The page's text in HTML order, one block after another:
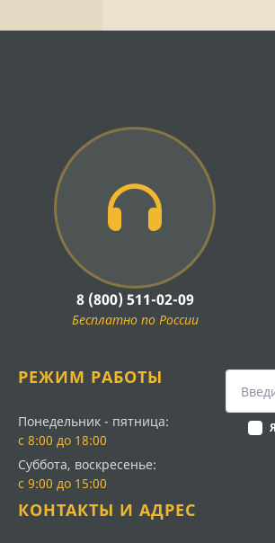
8 (800) 511-02-09
Бесплатно по России
РЕЖИМ РАБОТЫ
Понедельник - пятница:
с 8:00 до 18:00
Суббота, воскресенье:
с 9:00 до 15:00
КОНТАКТЫ И АДРЕС